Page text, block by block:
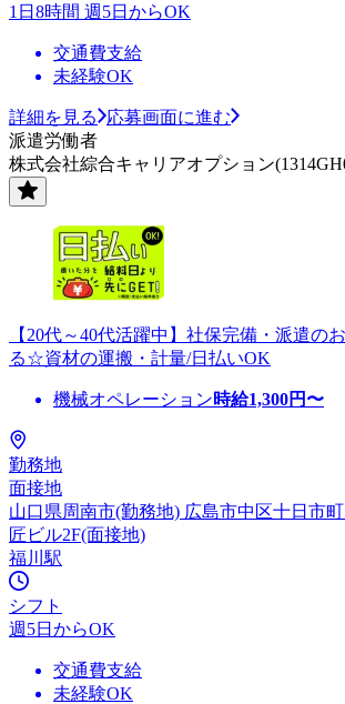
1日8時間 週5日からOK
交通費支給
未経験OK
詳細を見る
応募画面に進む
派遣労働者
株式会社綜合キャリアオプション
【20代～40代活躍中】社保完備・派遣の
る☆資材の運搬・計量/日払いOK
機械オペレーション時給1,300円〜
勤務地
面接地
山口県周南市(勤務地) 広島市中区十日市
匠ビル2F(面接地)
福川駅
シフト
週5日からOK
交通費支給
未経験OK